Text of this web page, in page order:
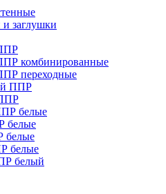
и заглушки
комбинированные
переходные
ППР
белые
белые
белые
белые
белый